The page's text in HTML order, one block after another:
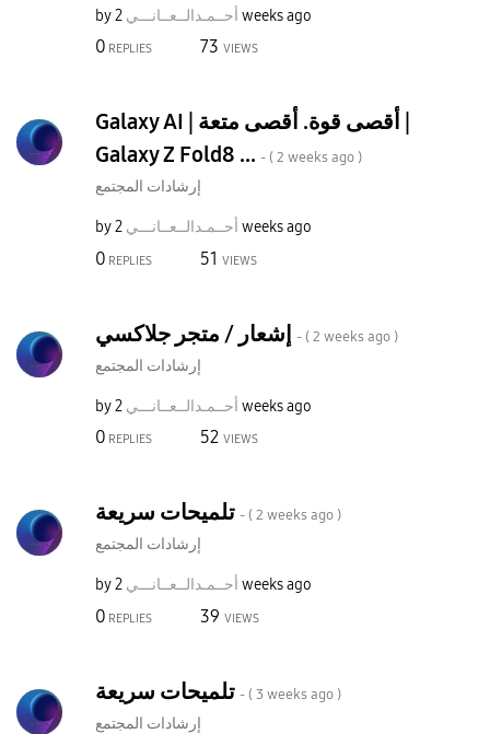
by أحــمـدالــعــانـــي 2 weeks ago
0 REPLIES 73 VIEWS
Galaxy AI | أقصى قوة. أقصى متعة |
Galaxy Z Fold8 ... - ( 2 weeks ago )
إرشادات المجتمع
by أحــمـدالــعــانـــي 2 weeks ago
0 REPLIES 51 VIEWS
- ( 2 weeks ago )
إرشادات المجتمع
by أحــمـدالــعــانـــي 2 weeks ago
0 REPLIES 52 VIEWS
تلميحات سريعة - ( 2 weeks ago )
إرشادات المجتمع
by أحــمـدالــعــانـــي 2 weeks ago
0 REPLIES 39 VIEWS
تلميحات سريعة - ( 3 weeks ago )
إرشادات المجتمع